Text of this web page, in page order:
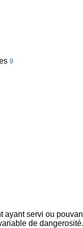
9
servi ou
de dangerosité.